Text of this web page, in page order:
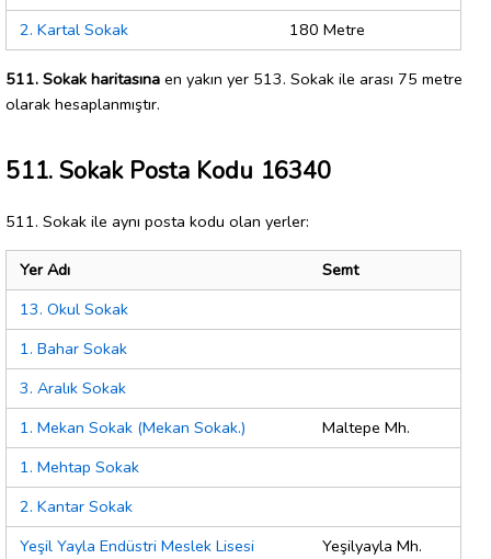
2. Kartal Sokak
180 Metre
511. Sokak haritasına en yakın yer 513. Sokak ile arası 75 metre
olarak hesaplanmıştır.
511. Sokak Posta Kodu 16340
511. Sokak ile aynı posta kodu olan yerler:
Yer Adı
Semt
13. Okul Sokak
1. Bahar Sokak
3. Aralık Sokak
1. Mekan Sokak (Mekan Sokak.)
Maltepe Mh.
1. Mehtap Sokak
2. Kantar Sokak
Yeşil Yayla Endüstri Meslek Lisesi
Yeşilyayla Mh.